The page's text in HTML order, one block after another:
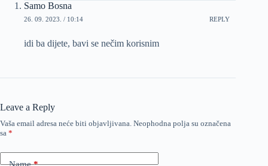
Samo Bosna
26. 09. 2023. / 10:14 REPLY
idi ba dijete, bavi se nečim korisnim
Leave a Reply
Vaša email adresa neće biti objavljivana. Neophodna polja su označena
sa *
Name*